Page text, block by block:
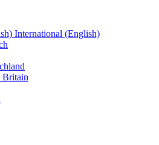
International (English)
Britain